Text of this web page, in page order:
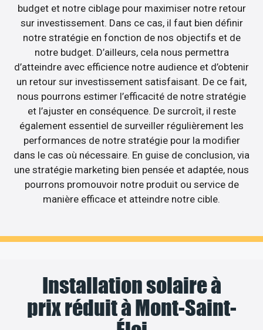
budget et notre ciblage pour maximiser notre retour
sur investissement. Dans ce cas, il faut bien définir
notre stratégie en fonction de nos objectifs et de
notre budget. D’ailleurs, cela nous permettra
d’atteindre avec efficience notre audience et d’obtenir
un retour sur investissement satisfaisant. De ce fait,
nous pourrons estimer l’efficacité de notre stratégie
et l’ajuster en conséquence. De surcroît, il reste
également essentiel de surveiller régulièrement les
performances de notre stratégie pour la modifier
dans le cas où nécessaire. En guise de conclusion, via
une stratégie marketing bien pensée et adaptée, nous
pourrons promouvoir notre produit ou service de
manière efficace et atteindre notre cible.
Installation solaire à
prix réduit à Mont-Saint-